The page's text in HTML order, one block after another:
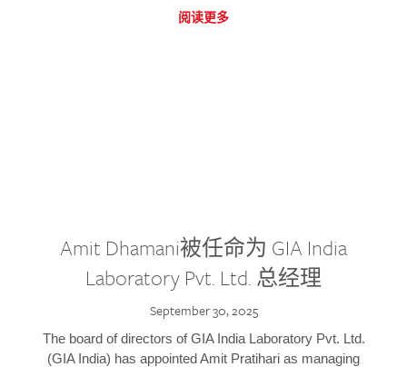
阅读更多
Amit Dhamani被任命为 GIA India
Laboratory Pvt. Ltd. 总经理
September 30, 2025
The board of directors of GIA India Laboratory Pvt. Ltd.
(GIA India) has appointed Amit Pratihari as managing